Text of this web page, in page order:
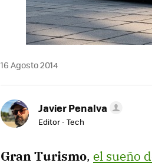
16 Agosto 2014
Javier Penalva
Editor - Tech
Gran Turismo, el sueño